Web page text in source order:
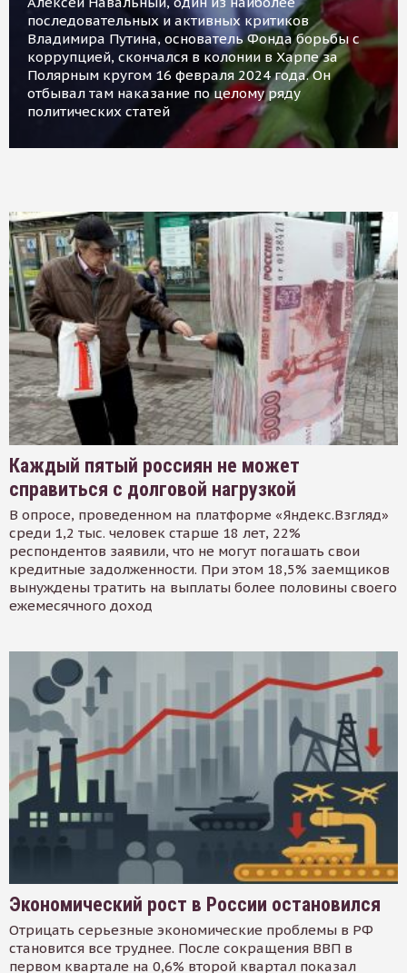
последовательных и активных критиков
Владимира Путина, основатель Фонда борьбы с
коррупцией, скончался в колонии в Харпе за
Полярным кругом 16 февраля 2024 года. Он
отбывал там наказание по целому ряду
политических статей
Каждый пятый россиян не может
справиться с долговой нагрузкой
В опросе, проведенном на платформе «Яндекс.Взгляд»
среди 1,2 тыс. человек старше 18 лет, 22%
респондентов заявили, что не могут погашать свои
кредитные задолженности. При этом 18,5% заемщиков
вынуждены тратить на выплаты более половины своего
ежемесячного доход
Экономический рост в России остановился
Отрицать серьезные экономические проблемы в РФ
становится все труднее. После сокращения ВВП в
первом квартале на 0,6% второй квартал показал